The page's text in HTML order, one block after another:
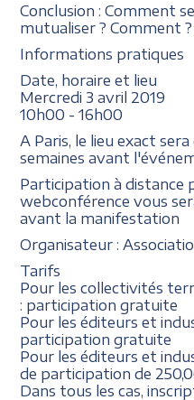
Conclusion : Comment
mutualiser ? Comment ?
Informations pratiques
Date, horaire et lieu
Mercredi 3 avril 2019
10h00 - 16h00
A Paris, le lieu exact
semaines avant
Participation à distance
webconférence vous
avant la manifestation
Organisateur :
Tarifs
Pour les collectivités
: participation gratuite
Pour les éditeurs et
participation gratuite
Pour les éditeurs et
de participation de
Dans tous les cas,